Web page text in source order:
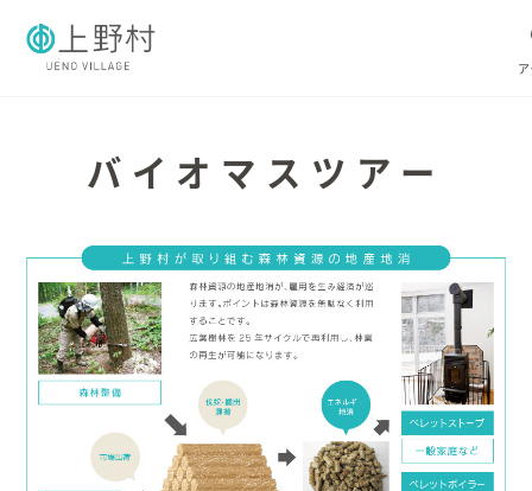
ごみ・資源 住民票・戸籍 妊娠・出産 高齢・介護
ホーム
暮らし/手続き
バイオマスツアー